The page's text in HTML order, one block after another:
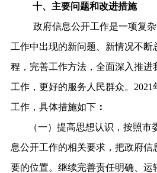
十、主要问题和改进措施
政府信息公开工作是一项复
工作中出现的新问题、新情况不断
程，完善工作方法，全面深入推进
工作，更好的服务人民群众。
工作，具体措施如下：
（一）提高思想认识，按照
息公开工作的相关要求，把政府信
要的位置。继续完善责任明确、运